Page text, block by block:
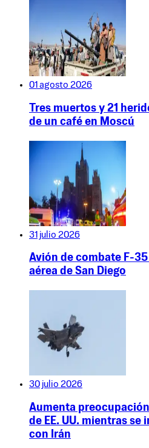
01 agosto 2026
Tres muertos y 21
de un café en Moscú
31 julio 2026
Avión de combate F-
aérea de San Diego
30 julio 2026
Aumenta
de EE. UU. mientras
con Irán